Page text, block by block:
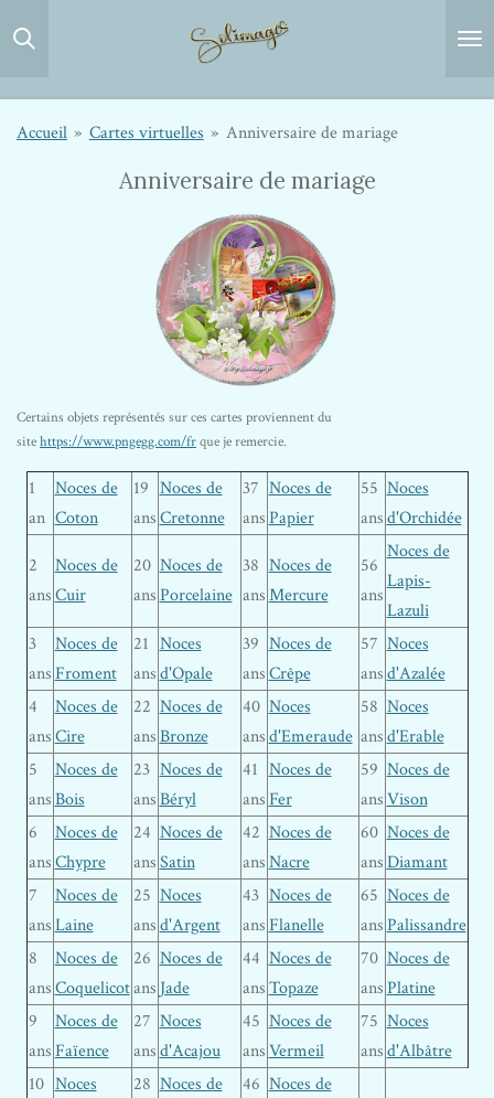
Passer
Accueil » Cartes virtuelles » Anniversaire de mariage
Anniversaire de mariage
Certains objets représentés sur ces cartes proviennent du
sitehttps://www.pngegg.com/frque je remercie.
1
an
Noces de
Coton
19
ans
Noces de
Cretonne
37
ans
Noces de
Papier
55
ans
Noces
d'Orchidée
2
ans
Noces de
Cuir
20
ans
Noces de
Porcelaine
38
ans
Noces de
Mercure
56
ans
Noces de
Lapis-
Lazuli
3
ans
Noces de
Froment
21
ans
Noces
d'Opale
39
ans
Noces de
Crêpe
57
ans
Noces
d'Azalée
4
ans
Noces de
Cire
22
ans
Noces de
Bronze
40
ans
Noces
d'Emeraude
58
ans
Noces
d'Erable
5
ans
Noces de
Bois
23
ans
Noces de
Béryl
41
ans
Noces de
Fer
59
ans
Noces de
Vison
6
ans
Noces de
Chypre
24
ans
Noces de
Satin
42
ans
Noces de
Nacre
60
ans
Noces de
Diamant
7
ans
Noces de
Laine
25
ans
Noces
d'Argent
43
ans
Noces de
Flanelle
65
ans
Noces de
Palissandre
8
ans
Noces de
Coquelicot
26
ans
Noces de
Jade
44
ans
Noces de
Topaze
70
ans
Noces de
Platine
9
ans
Noces de
Faïence
27
ans
Noces
d'Acajou
45
ans
Noces de
Vermeil
75
ans
Noces
d'Albâtre
10 Noces
28 Noces de
46 Noces de